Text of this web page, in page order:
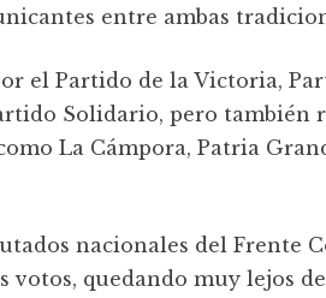
entre ambas
el Partido de la Victoria,
Solidario, pero también
La Cámpora, Patria
nacionales del Frente
votos, quedando muy lejos